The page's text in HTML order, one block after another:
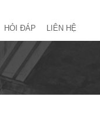
HỎI ĐÁP LIÊN HỆ